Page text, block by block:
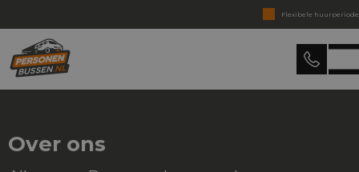
Flexibele huurperiode
Huren zonder creditcard
Binnen 15 min. reactie
Huren zonder verrassingen
Levering in heel Nederland
Over ons